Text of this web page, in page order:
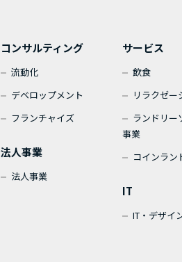
コンサルティング
流動化
デベロップメント
フランチャイズ
法人事業
法人事業
サービス
飲食
リラクゼー
ランドリー
事業
コインラン
IT
IT・デザイ